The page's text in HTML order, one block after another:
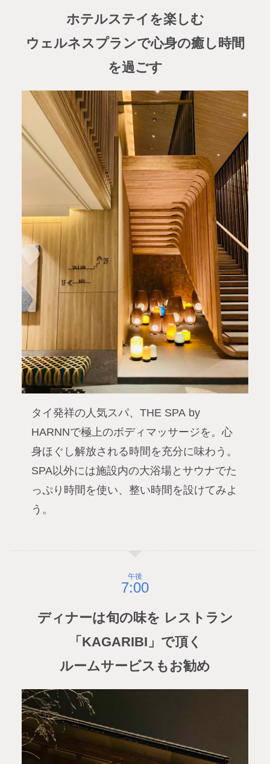
ホテルステイを楽しむ
ウェルネスプランで心身の癒し時間
を過ごす
タイ発祥の人気スパ、THE SPA by
HARNNで極上のボディマッサージを。心
身ほぐし解放される時間を充分に味わう。
SPA以外には施設内の大浴場とサウナでた
っぷり時間を使い、整い時間を設けてみよ
う。
午後
ディナーは旬の味を レストラン
「KAGARIBI」で頂く
ルームサービスもお勧め